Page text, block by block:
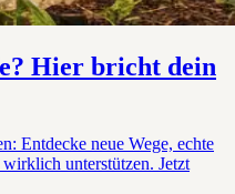
Hier bricht dein
Entdecke neue Wege, echte
unterstützen. Jetzt